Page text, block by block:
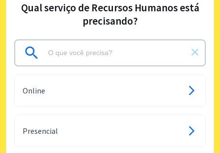
Qual serviço de Recursos Humanos está
precisando?
Online
Presencial